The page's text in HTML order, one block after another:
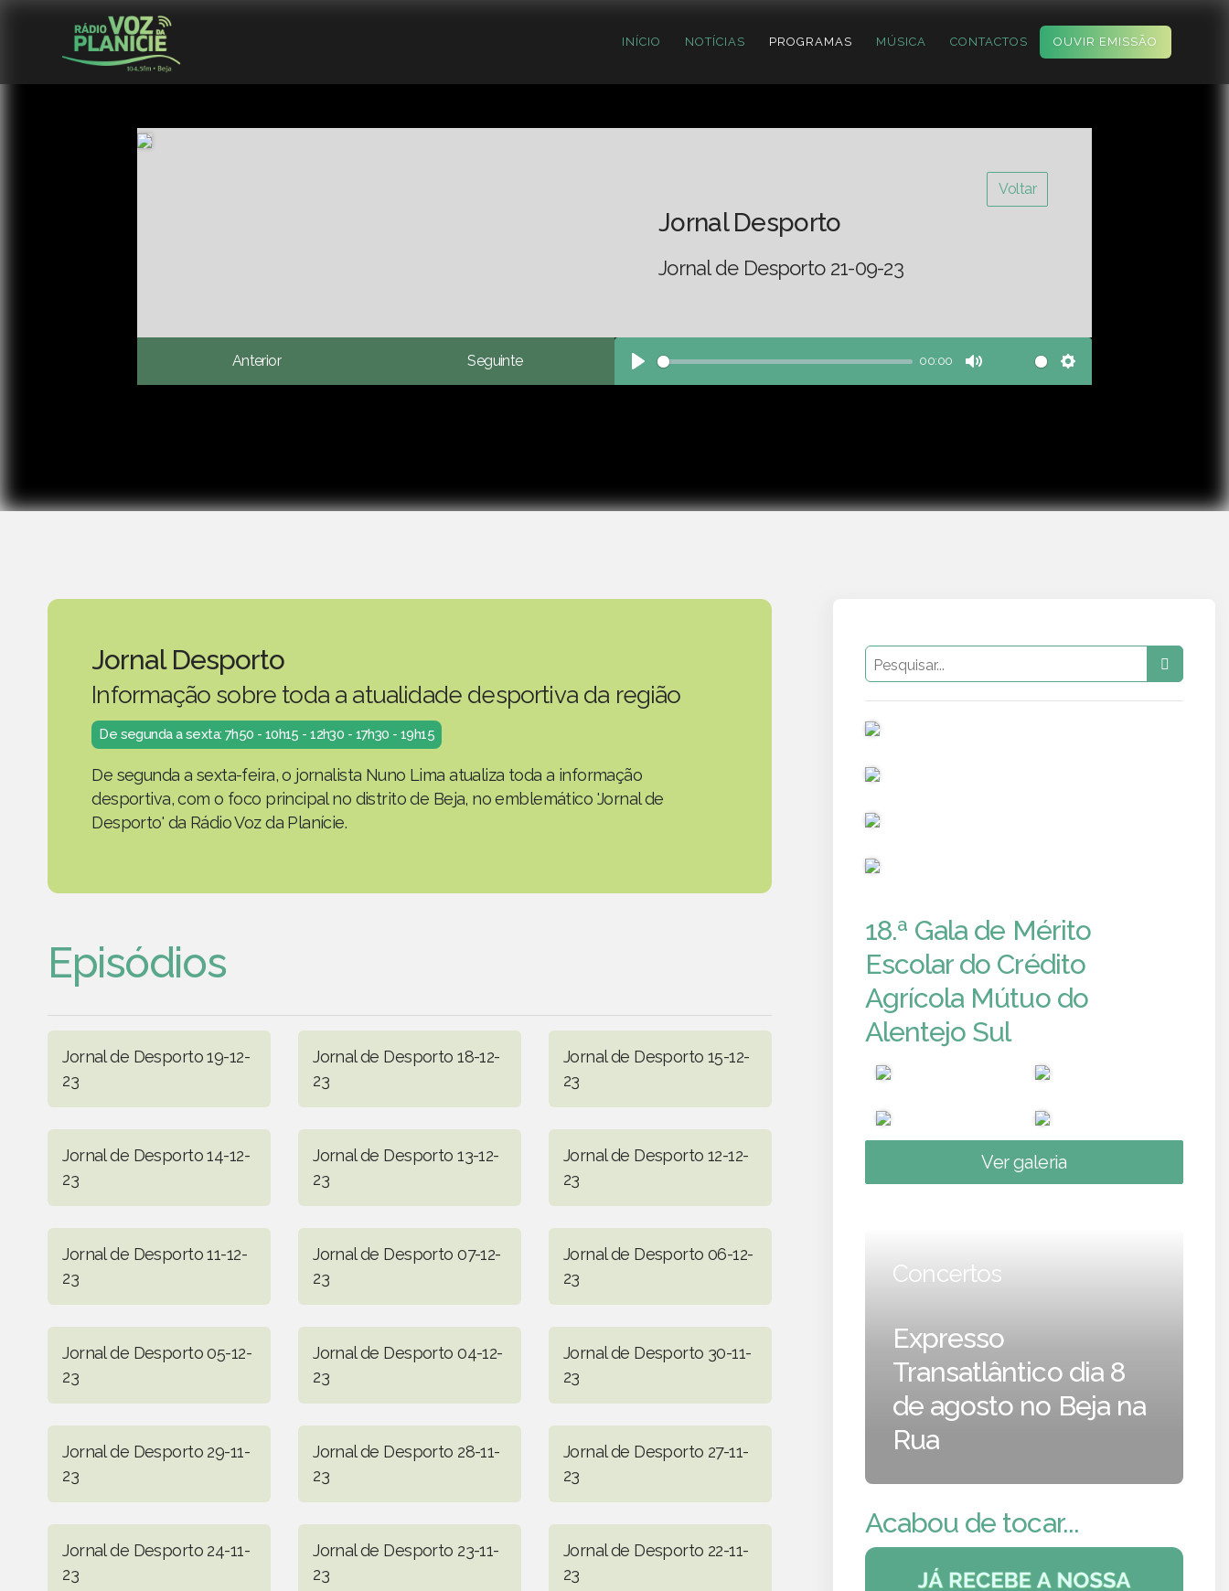
INÍCIO NOTÍCIAS PROGRAMAS MÚSICA CONTACTOS OUVIR EMISSÃO
Voltar
Jornal Desporto
Jornal de Desporto 21-09-23
Anterior Seguinte
Play
00:00
Mute Settings
Jornal Desporto
Informação sobre toda a atualidade desportiva da região
De segunda a sexta: 7h50 - 10h15 - 12h30 - 17h30 - 19h15
De segunda a sexta-feira, o jornalista Nuno Lima atualiza toda a informação
desportiva, com o foco principal no distrito de Beja, no emblemático 'Jornal de
Desporto' da Rádio Voz da Planície.
Episódios
Jornal de Desporto 19-12-
23
Jornal de Desporto 18-12-
23
Jornal de Desporto 15-12-
23
Jornal de Desporto 14-12-
23
Jornal de Desporto 13-12-
23
Jornal de Desporto 12-12-
23
Jornal de Desporto 11-12-
23
Jornal de Desporto 07-12-
23
Jornal de Desporto 06-12-
23
Jornal de Desporto 05-12-
23
Jornal de Desporto 04-12-
23
Jornal de Desporto 30-11-
23
Jornal de Desporto 29-11-
23
Jornal de Desporto 28-11-
23
Jornal de Desporto 27-11-
23
Jornal de Desporto 24-11-
23
Jornal de Desporto 23-11-
23
Jornal de Desporto 22-11-
23
18.ª Gala de Mérito
Escolar do Crédito
Agrícola Mútuo do
Alentejo Sul
Ver galeria
Concertos
Expresso
Transatlântico dia 8
de agosto no Beja na
Rua
Acabou de tocar...